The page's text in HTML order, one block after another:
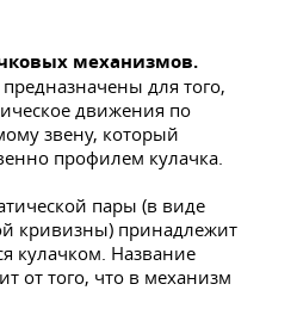
механизмов.
для того,
движения по
звену, который
профилем кулачка.
пары (в виде
кривизны) принадлежит
кулачком. Название
от того, что в механизм